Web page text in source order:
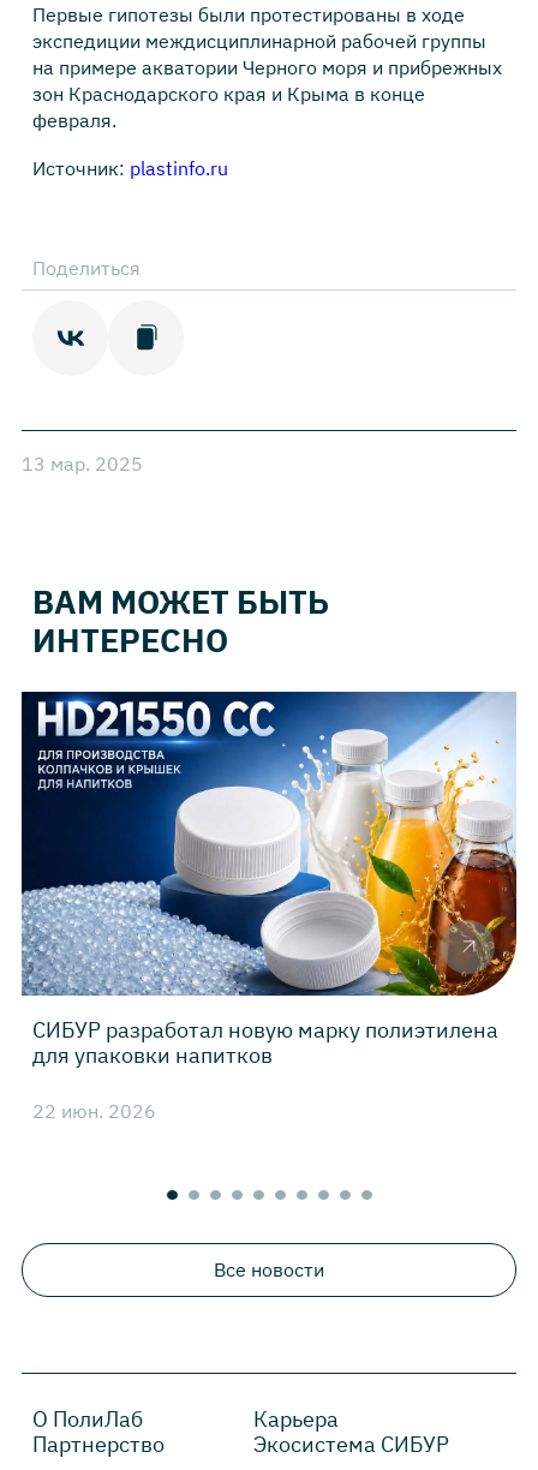
Первые гипотезы были протестированы в ходе
экспедиции междисциплинарной рабочей группы
на примере акватории Черного моря и прибрежных
зон Краснодарского края и Крыма в конце
февраля.
Источник: plastinfo.ru
Поделиться
13 мар. 2025
ВАМ МОЖЕТ БЫТЬ
ИНТЕРЕСНО
СИБУР разработал новую марку полиэтилена
для упаковки напитков
22 июн. 2026
Все новости
О ПолиЛаб
Карьера
Партнерство
Экосистема СИБУР